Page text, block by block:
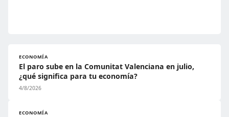
ECONOMÍA
El paro sube en la Comunitat Valenciana en julio,
¿qué significa para tu economía?
4/8/2026
ECONOMÍA